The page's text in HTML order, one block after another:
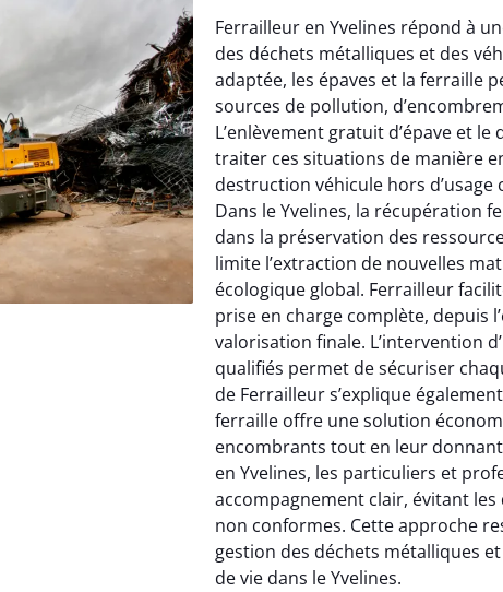
Ferrailleur en Yvelines répond à
des déchets métalliques et des
adaptée, les épaves et la ferraille
sources de pollution,
L’enlèvement gratuit d’épave et
traiter ces situations de manière
destruction véhicule hors
Dans le Yvelines, la récupération
dans la préservation des
limite l’extraction de nouvelles
écologique global. Ferrailleur
prise en charge complète, depuis
valorisation finale. L’intervention
qualifiés permet de sécuriser
de Ferrailleur s’explique
ferraille offre une solution
encombrants tout en leur
en Yvelines, les particuliers et
accompagnement clair, évitant
non conformes. Cette approche
gestion des déchets métalliques
de vie dans le Yvelines.